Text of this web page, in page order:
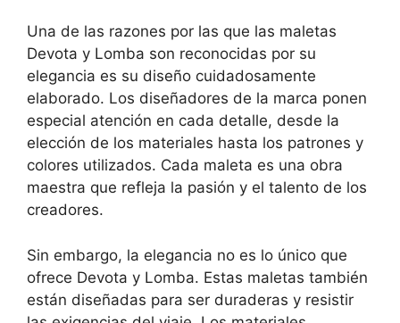
Una de las razones por las que las maletas
Devota y Lomba son reconocidas por su
elegancia es su diseño cuidadosamente
elaborado. Los diseñadores de la marca ponen
especial atención en cada detalle, desde la
elección de los materiales hasta los patrones y
colores utilizados. Cada maleta es una obra
maestra que refleja la pasión y el talento de los
creadores.
Sin embargo, la elegancia no es lo único que
ofrece Devota y Lomba. Estas maletas también
están diseñadas para ser duraderas y resistir